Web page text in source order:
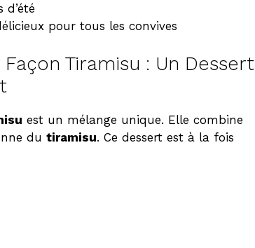
pour tous les convives
Tiramisu : Un Dessert
est un mélange unique. Elle combine
du tiramisu. Ce dessert est à la fois